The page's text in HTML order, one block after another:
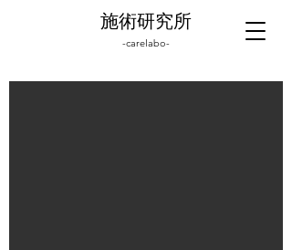
施術研究所
-carelabo-